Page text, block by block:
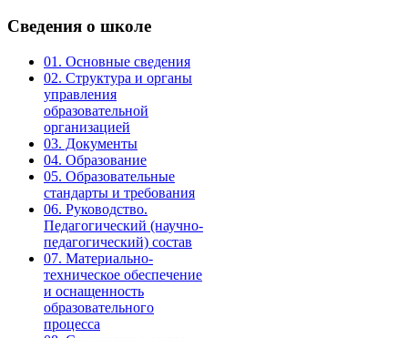
Сведения о школе
01. Основные сведения
02. Структура и органы
управления
образовательной
организацией
03. Документы
04. Образование
05. Образовательные
стандарты и требования
06. Руководство.
Педагогический (научно-
педагогический) состав
07. Материально-
техническое обеспечение
и оснащенность
образовательного
процесса